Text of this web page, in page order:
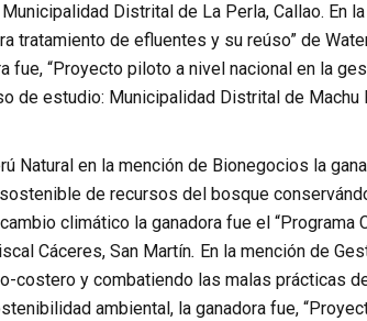
Distrital de La Perla, Callao. En
tratamiento de efluentes y su reúso” de
fue, “Proyecto piloto a nivel nacional en la
de estudio: Municipalidad Distrital de Machu
Natural en la mención de Bionegocios la
de recursos del bosque
climático la ganadora fue el “Programa
Cáceres, San Martín. En la mención de
costero y combatiendo las malas prácticas
ambiental, la ganadora fue,